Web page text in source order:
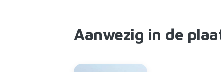
Aanwezig in de